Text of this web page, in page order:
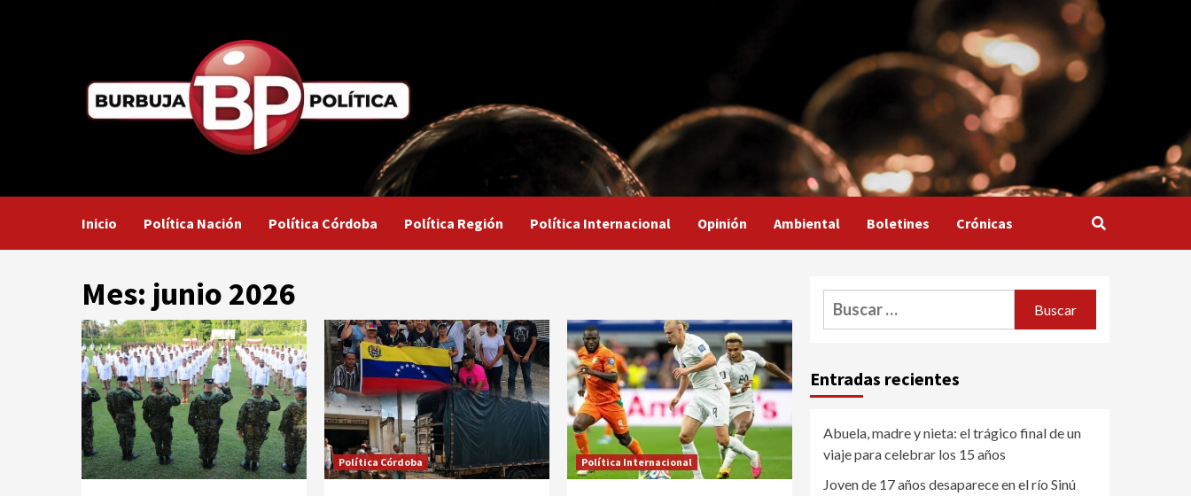
Inicio Política Nación Política Córdoba Política Región Política Internacional Opinión Ambiental Boletines Crónicas
Mes: junio 2026
Política Córdoba Política Internacional
Buscar:
Entradas recientes
Abuela, madre y nieta: el trágico final de un
viaje para celebrar los 15 años
Joven de 17 años desaparece en el río Sinú